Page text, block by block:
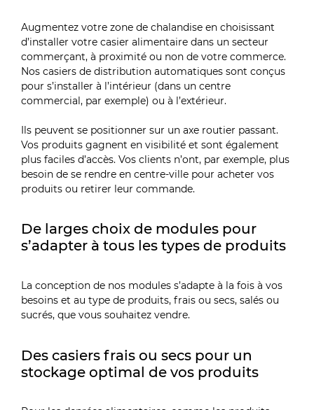
Augmentez votre zone de chalandise en choisissant
d’installer votre casier alimentaire dans un secteur
commerçant, à proximité ou non de votre commerce.
Nos casiers de distribution automatiques sont conçus
pour s’installer à l’intérieur (dans un centre
commercial, par exemple) ou à l’extérieur.
Ils peuvent se positionner sur un axe routier passant.
Vos produits gagnent en visibilité et sont également
plus faciles d’accès. Vos clients n’ont, par exemple, plus
besoin de se rendre en centre-ville pour acheter vos
produits ou retirer leur commande.
De larges choix de modules pour
s’adapter à tous les types de produits
La conception de nos modules s’adapte à la fois à vos
besoins et au type de produits, frais ou secs, salés ou
sucrés, que vous souhaitez vendre.
Des casiers frais ou secs pour un
stockage optimal de vos produits